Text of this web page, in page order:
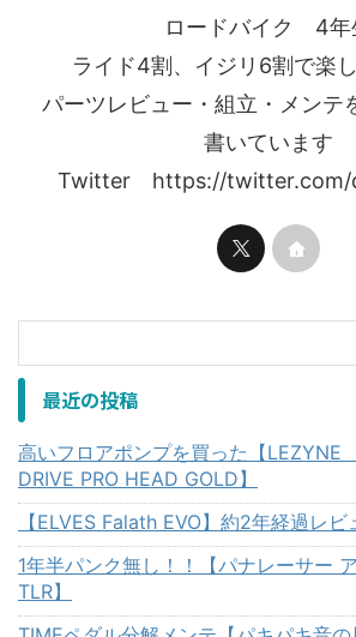
ロードバイク 4年
ライド4割、イジリ6割で楽
パーツレビュー・組立・メンテ
書いています
Twitter https://twitter.com/
最近の投稿
高いフロアポンプを買った【
DRIVE PRO HEAD GOLD】
【ELVES Falath EVO】約2年経過レビ
1年半パンク無し！！【パナレーサー
TLR】